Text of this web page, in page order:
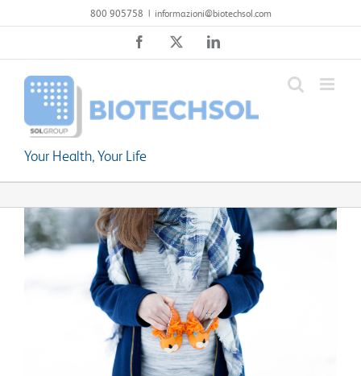
al
800 905758 | informazioni@biotechsol.com
Facebook LinkedIn
Your Health, Your Life